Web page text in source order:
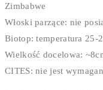
Zimbabwe
Włoski parzące: nie
Biotop: temperatura 25-
Wielkość docelowa:
CITES: nie jest